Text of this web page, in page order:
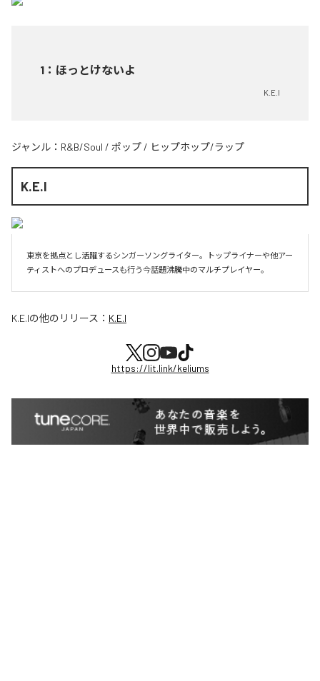
1 ： ほっとけないよ
K.E.I
ジャンル： R&B/Soul / ポップ / ヒップホップ/ラップ
K.E.I
東京を拠点とし活躍するシンガーソングライター。トップライナーや他アー
K.E.Iの他のリリース： K.E.I
https://lit.link/keliums